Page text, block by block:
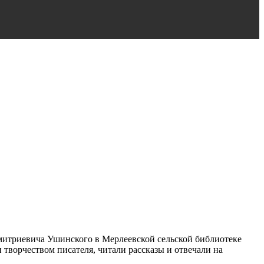
Ушинского в Мерлеевской сельской библиотеке
писателя, читали рассказы и отвечали на